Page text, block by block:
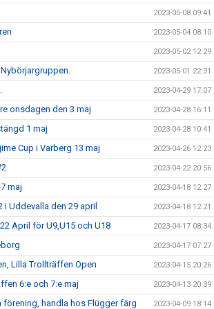
2023-05-08 09:41
2023-05-04 08:10
2023-05-02 12:29
2023-05-01 22:31
2023-04-29 17:07
onsdagen den 3 maj 2023-04-28 16:11
1 maj 2023-04-28 10:41
Cup i Varberg 13 maj 2023-04-26 12:23
2023-04-22 20:56
maj 2023-04-18 12:27
i Uddevalla den 29 april 2023-04-18 12:21
April för U9,U15 och U18 2023-04-17 08:34
2023-04-17 07:27
Lilla Trollträffen Open 2023-04-15 20:26
6:e och 7:e maj 2023-04-13 20:39
handla hos Flügger färg 2023-04-09 18:14